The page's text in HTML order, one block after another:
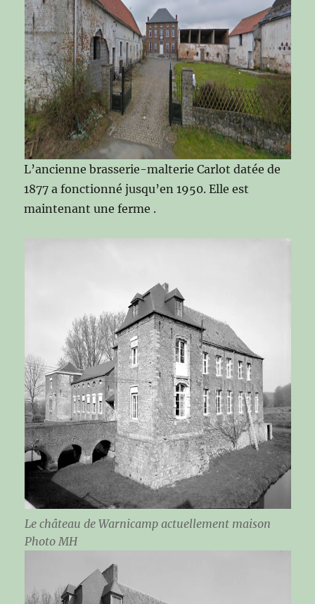
L’ancienne brasserie-malterie Carlot datée de
1877 a fonctionné jusqu’en 1950. Elle est
maintenant une ferme .
Le château de Warnicamp actuellement maison
Photo MH